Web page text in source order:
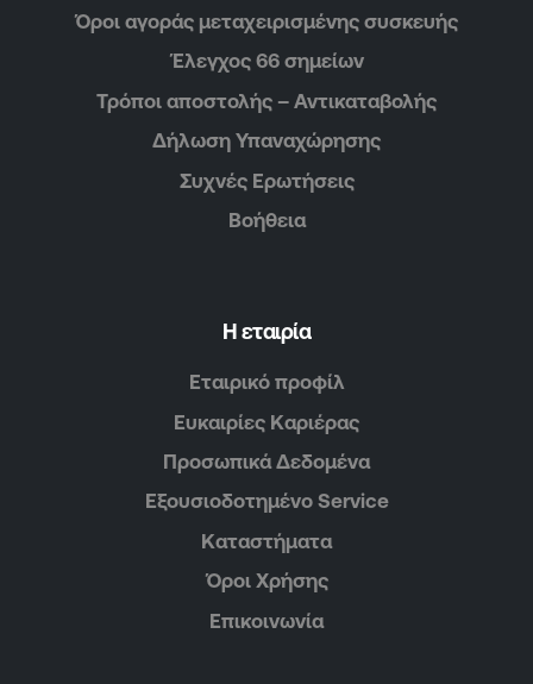
Όροι αγοράς μεταχειρισμένης συσκευής
Έλεγχος 66 σημείων
Τρόποι αποστολής – Αντικαταβολής
Δήλωση Υπαναχώρησης
Συχνές Ερωτήσεις
Βοήθεια
Η εταιρία
Εταιρικό προφίλ
Ευκαιρίες Καριέρας
Προσωπικά Δεδομένα
Εξουσιοδοτημένο Service
Καταστήματα
Όροι Χρήσης
Επικοινωνία